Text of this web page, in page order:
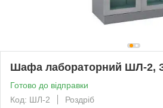
Шафа лабораторний ШЛ-2,
Готово до відправки
Код: ШЛ-2
Роздріб